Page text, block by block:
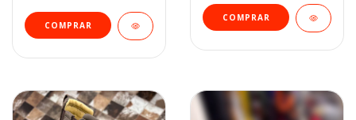
COMPRAR
COMPRAR